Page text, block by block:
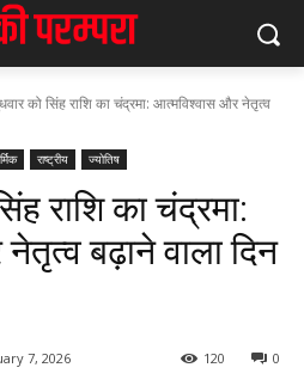
को सिंह राशि का चंद्रमा: आत्मविश्वास और नेतृत्व
राष्ट्रीय ज्योतिष
राशि का चंद्रमा:
बढ़ाने वाला दिन
7, 2026 0
120